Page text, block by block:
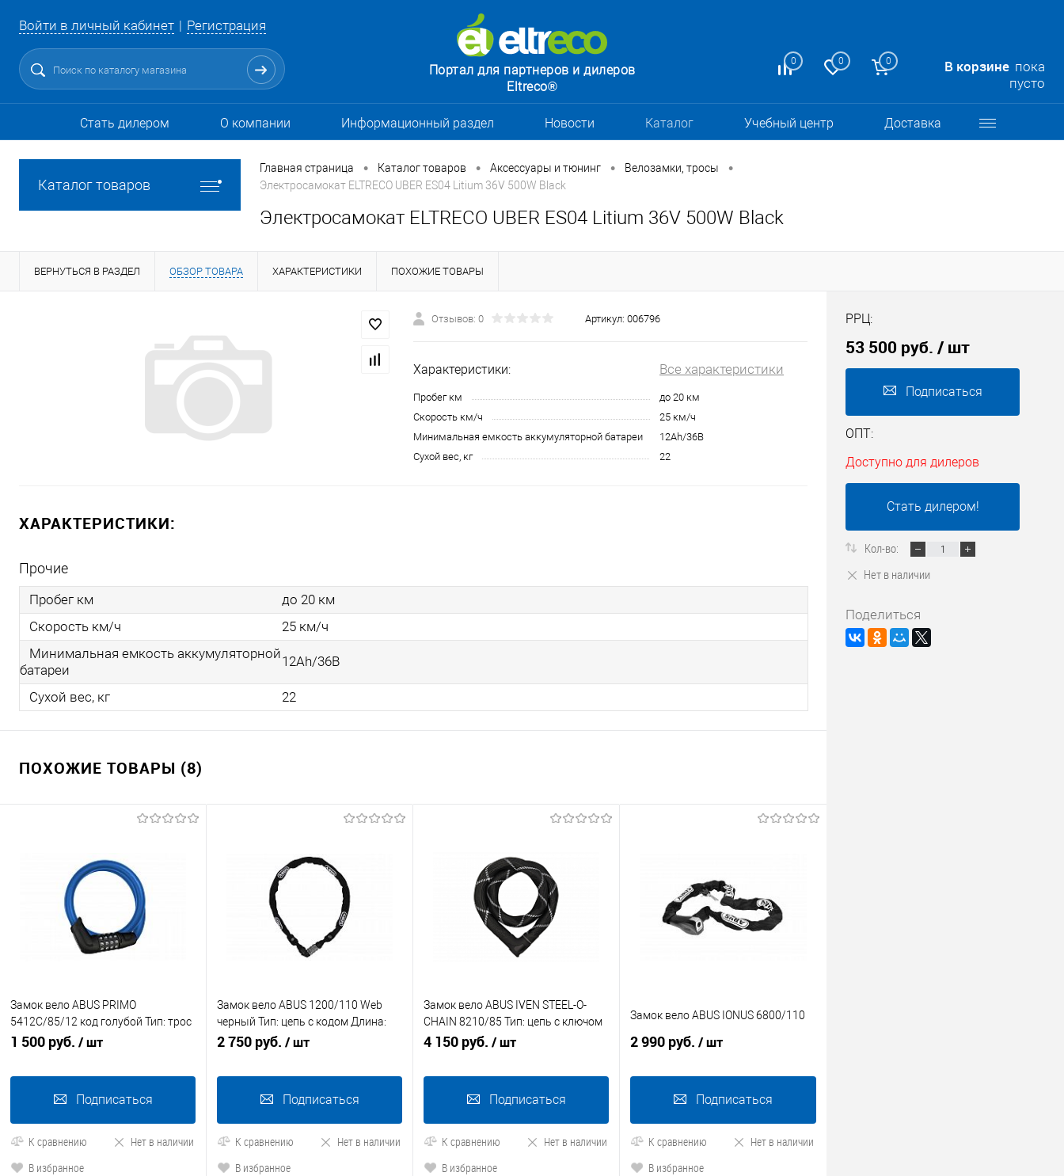
Войти в личный кабинет Регистрация
0 0 0 В корзине пока
пусто
Портал для партнеров и дилеров
Eltreco®
Стать дилером О компании Информационный раздел Новости Каталог Учебный центр Доставка
Каталог товаров
Главная страница • Каталог товаров • Аксессуары и тюнинг • Велозамки, тросы •
Электросамокат ELTRECO UBER ES04 Litium 36V 500W Black
Электросамокат ELTRECO UBER ES04 Litium 36V 500W Black
ВЕРНУТЬСЯ В РАЗДЕЛ ОБЗОР ТОВАРА ХАРАКТЕРИСТИКИ ПОХОЖИЕ ТОВАРЫ
Отзывов: 0 Артикул: 006796
Характеристики: Все характеристики
Пробег км
до 20 км
Скорость км/ч
25 км/ч
Минимальная емкость аккумуляторной батареи
12Аh/36В
Сухой вес, кг
22
ХАРАКТЕРИСТИКИ:
Прочие
Пробег км
до 20 км
Скорость км/ч
25 км/ч
Минимальная емкость аккумуляторной
батареи
12Аh/36В
Сухой вес, кг 22
ПОХОЖИЕ ТОВАРЫ (8)
Замок вело ABUS PRIMO
5412C/85/12 код голубой Тип: трос
с ключом Уровень защиты: 3/15
1 500 руб. / шт
Подписаться
К сравнению
Нет в наличии
В избранное
Замок вело ABUS 1200/110 Web
черный Тип: цепь с кодом Длина:
60см Уровень защиты: 2/15
2 750 руб. / шт
Подписаться
К сравнению
Нет в наличии
В избранное
Замок вело ABUS IVEN STEEL-O-
CHAIN 8210/85 Тип: цепь с ключом
Уровень защиты: 10/15
4 150 руб. / шт
Подписаться
К сравнению
Нет в наличии
В избранное
Замок вело ABUS IONUS 6800/110
2 990 руб. / шт
Подписаться
К сравнению
Нет в наличии
В избранное
РРЦ:
53 500 руб. / шт
Подписаться
ОПТ:
Доступно для дилеров
Стать дилером!
Кол-во:
Нет в наличии
Поделиться